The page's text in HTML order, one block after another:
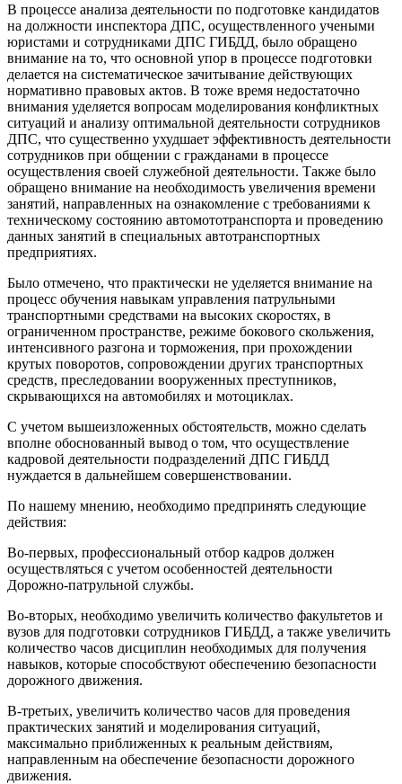
В процессе анализа деятельности по подготовке кандидатов
на должности инспектора ДПС, осуществленного учеными
юристами и сотрудниками ДПС ГИБДД, было обращено
внимание на то, что основной упор в процессе подготовки
делается на систематическое зачитывание действующих
нормативно правовых актов. В тоже время недостаточно
внимания уделяется вопросам моделирования конфликтных
ситуаций и анализу оптимальной деятельности сотрудников
ДПС, что существенно ухудшает эффективность деятельности
сотрудников при общении с гражданами в процессе
осуществления своей служебной деятельности. Также было
обращено внимание на необходимость увеличения времени
занятий, направленных на ознакомление с требованиями к
техническому состоянию автомототранспорта и проведению
данных занятий в специальных автотранспортных
предприятиях.
Было отмечено, что практически не уделяется внимание на
процесс обучения навыкам управления патрульными
транспортными средствами на высоких скоростях, в
ограниченном пространстве, режиме бокового скольжения,
интенсивного разгона и торможения, при прохождении
крутых поворотов, сопровождении других транспортных
средств, преследовании вооруженных преступников,
скрывающихся на автомобилях и мотоциклах.
С учетом вышеизложенных обстоятельств, можно сделать
вполне обоснованный вывод о том, что осуществление
кадровой деятельности подразделений ДПС ГИБДД
нуждается в дальнейшем совершенствовании.
По нашему мнению, необходимо предпринять следующие
действия:
Во-первых, профессиональный отбор кадров должен
осуществляться с учетом особенностей деятельности
Дорожно-патрульной службы.
Во-вторых, необходимо увеличить количество факультетов и
вузов для подготовки сотрудников ГИБДД, а также увеличить
количество часов дисциплин необходимых для получения
навыков, которые способствуют обеспечению безопасности
дорожного движения.
В-третьих, увеличить количество часов для проведения
практических занятий и моделирования ситуаций,
максимально приближенных к реальным действиям,
направленным на обеспечение безопасности дорожного
движения.